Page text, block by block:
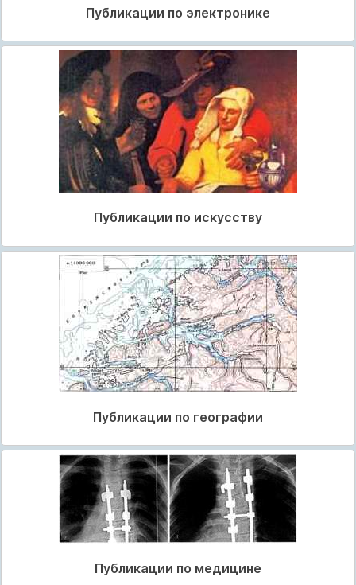
Публикации по электронике
Публикации по искусству
Публикации по географии
Публикации по медицине